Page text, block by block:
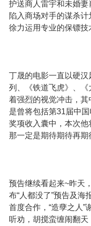
护送商人雷宇和未婚
陷入商场对手的谋杀计
徐力运用专业的保镖
丁晟的电影一直以硬
列、《铁道飞虎》、
着强烈的视觉冲击，
是曾将包括第31届中
奖项收入囊中，本次他
那一定是期待期待再期
预告继续看起来~昨天
布“人都没了”预告及海
首度合作，“造孽之人”
听劝，胡搅蛮缠闹翻